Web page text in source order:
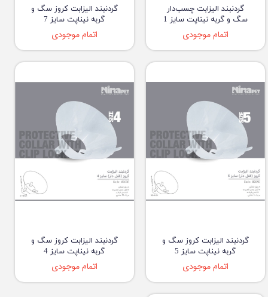
گردنبند الیزابت چسب‌دار
سگ و گربه نیناپت سایز 1
اتمام موجودی
گردنبند الیزابت کروز سگ و
گربه نیناپت سایز 7
اتمام موجودی
گردنبند الیزابت کروز سگ و
گربه نیناپت سایز 5
اتمام موجودی
گردنبند الیزابت کروز سگ و
گربه نیناپت سایز 4
اتمام موجودی